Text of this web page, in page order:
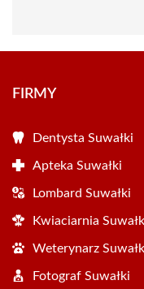
FIRMY
Dentysta Suwałki
Apteka Suwałki
Lombard Suwałki
Kwiaciarnia
Weterynarz
Fotograf Suwałki